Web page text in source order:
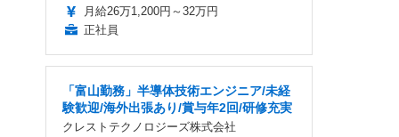
月給26万1,200円～32万円
正社員
「富山勤務」半導体技術エンジニア/未経
験歓迎/海外出張あり/賞与年2回/研修充実
クレストテクノロジーズ株式会社